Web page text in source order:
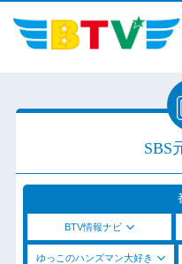
SBS
BTV情報ナビ
ゆっこのハンズマン大好き